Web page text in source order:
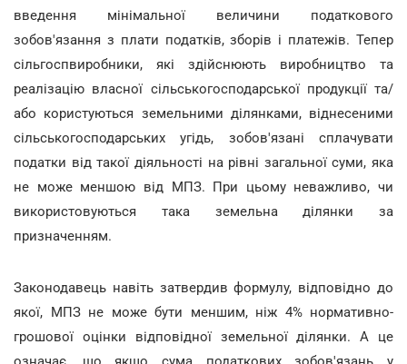
введення мінімальної величини податкового
зобов'язання з плати податків, зборів і платежів. Тепер
сільгоспвиробники, які здійснюють виробництво та
реалізацію власної сільськогосподарської продукції та/
або користуються земельними ділянками, віднесеними
сільськогосподарських угідь, зобов'язані сплачувати
податки від такої діяльності на рівні загальної суми, яка
не може меншою від МПЗ. При цьому неважливо, чи
використовуються така земельна ділянки за
призначенням.
Законодавець навіть затвердив формулу, відповідно до
якої, МПЗ не може бути меншим, ніж 4% нормативно-
грошової оцінки відповідної земельної ділянки. А це